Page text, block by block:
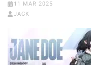
11 MAR 2025
JACK